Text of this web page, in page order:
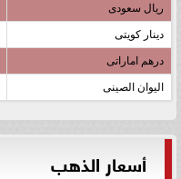
ريال سعودى
دينار كويتى
درهم اماراتى
اليوان الصينى
أسعار الذهب